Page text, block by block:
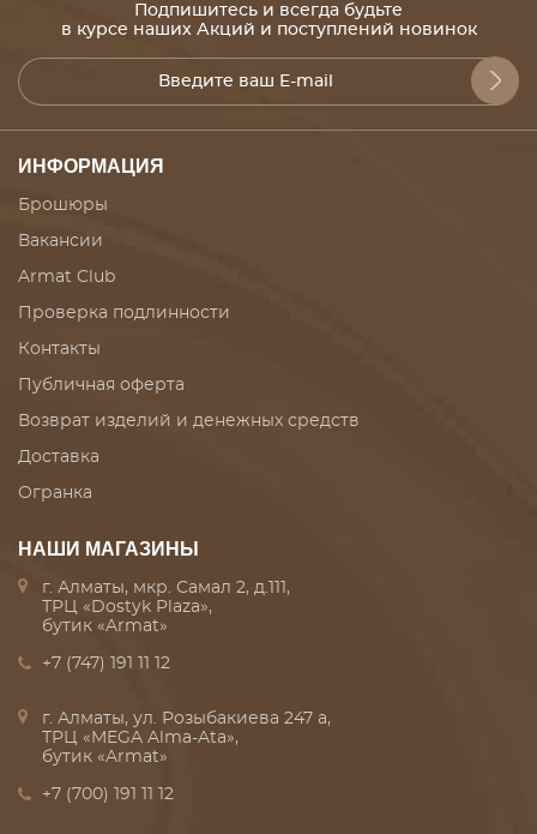
Подпишитесь и всегда будьте
в курсе наших Акций и поступлений новинок
ИНФОРМАЦИЯ
Брошюры
Вакансии
Armat Club
Проверка подлинности
Контакты
Публичная оферта
Возврат изделий и денежных средств
Доставка
Огранка
НАШИ МАГАЗИНЫ
г. Алматы, мкр. Самал 2, д.111,
ТРЦ «Dostyk Plaza»,
бутик «Armat»
+7 (747) 191 11 12
г. Алматы, ул. Розыбакиева 247 а,
ТРЦ «MEGA Alma-Ata»,
бутик «Armat»
+7 (700) 191 11 12